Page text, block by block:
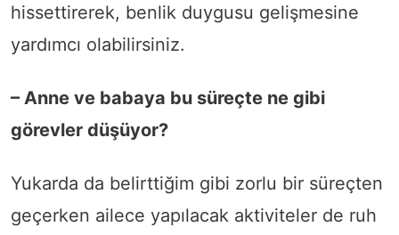
hissettirerek, benlik duygusu gelişmesine
yardımcı olabilirsiniz.
– Anne ve babaya bu süreçte ne gibi
görevler düşüyor?
Yukarda da belirttiğim gibi zorlu bir süreçten
geçerken ailece yapılacak aktiviteler de ruh